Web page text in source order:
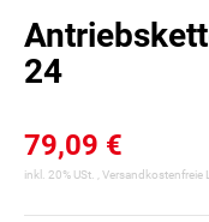
24
79,09 €
inkl. 20% USt. , Versandkostenfreie